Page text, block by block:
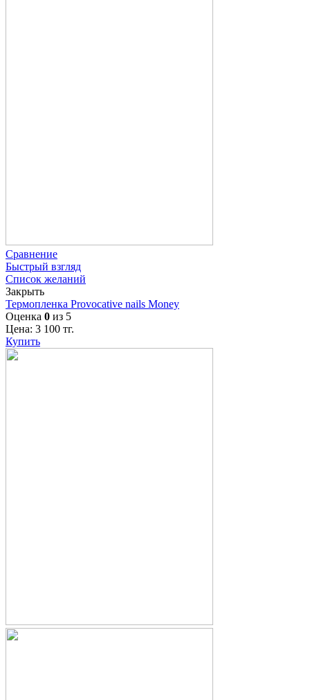
Сравнение
Быстрый взгляд
Список желаний
Закрыть
Термопленка Provocative nails Money
Оценка 0 из 5
Цена: 3 100 тг.
Купить